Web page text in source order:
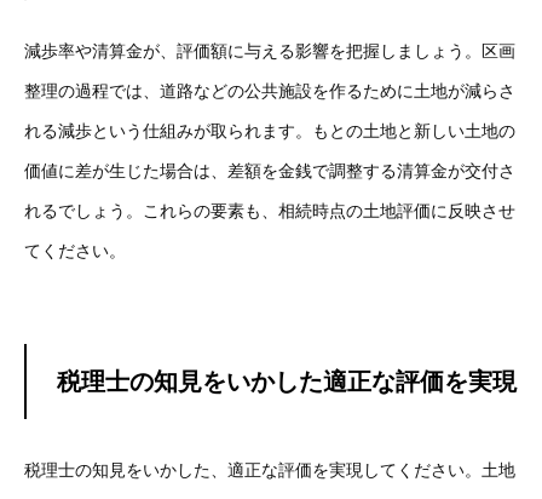
減歩率や清算金が、評価額に与える影響を把握しましょう。区画
整理の過程では、道路などの公共施設を作るために土地が減らさ
れる減歩という仕組みが取られます。もとの土地と新しい土地の
価値に差が生じた場合は、差額を金銭で調整する清算金が交付さ
れるでしょう。これらの要素も、相続時点の土地評価に反映させ
てください。
税理士の知見をいかした適正な評価を実現
税理士の知見をいかした、適正な評価を実現してください。土地